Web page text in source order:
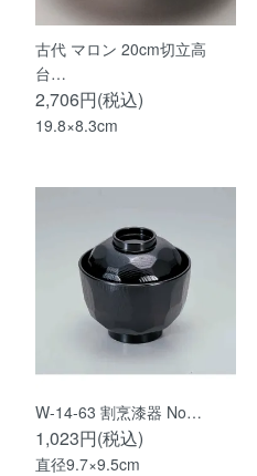
古代 マロン 20cm切立高
台…
2,706円(税込)
19.8×8.3cm
W-14-63 割烹漆器 No…
1,023円(税込)
直径9.7×9.5cm